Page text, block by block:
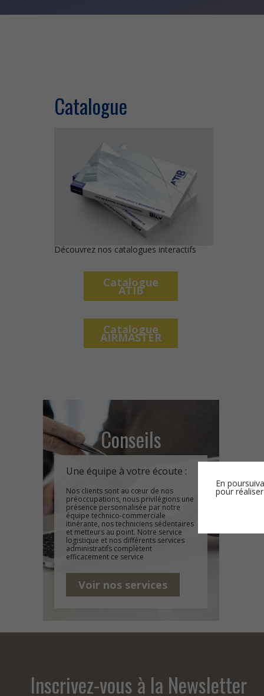
Catalogue
Découvrez nos catalogues interactifs
Catalogue
ATIB
Catalogue
AIRMASTER
Conseils
Une équipe à votre écoute :
Nos clients sont au cœur de nos
préoccupations, nous privilégions une
présence personnalisée par notre
équipe technico-commerciale
itinérante, nos techniciens sédentaires
et metteurs au point. Notre service
logistique et nos différents services
administratifs complètent
efficacement ce service
Voir nos services
Inscrivez-vous à la Newsletter
En
pour